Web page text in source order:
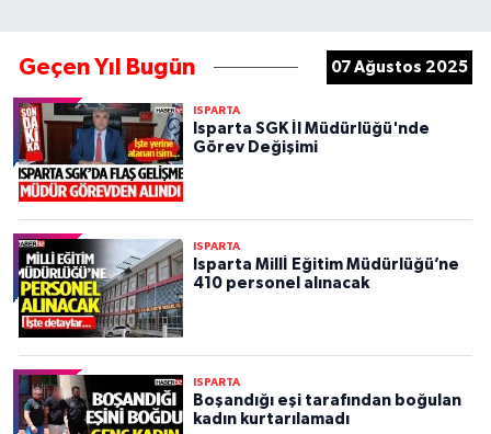
Geçen Yıl Bugün 07 Ağustos 2025
ISPARTA
Isparta SGK İl Müdürlüğü'nde
Görev Değişimi
ISPARTA
Isparta Millİ Eğitim Müdürlüğü’ne
410 personel alınacak
ISPARTA
Boşandığı eşi tarafından boğulan
kadın kurtarılamadı